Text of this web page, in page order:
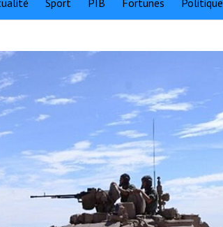
Sport PIB Fortunes Politique